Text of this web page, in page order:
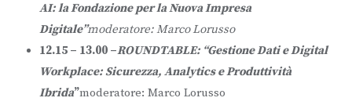
AI: la Fondazione per la Nuova Impresa
Digitale”moderatore: Marco Lorusso
12.15 – 13.00 –ROUNDTABLE: “Gestione Dati e Digital
Workplace: Sicurezza, Analytics e Produttività
Ibrida”moderatore: Marco Lorusso